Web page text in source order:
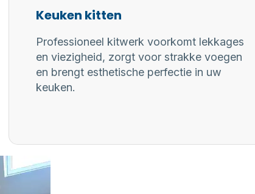
Keuken kitten
Professioneel kitwerk voorkomt lekkages
en viezigheid, zorgt voor strakke voegen
en brengt esthetische perfectie in uw
keuken.